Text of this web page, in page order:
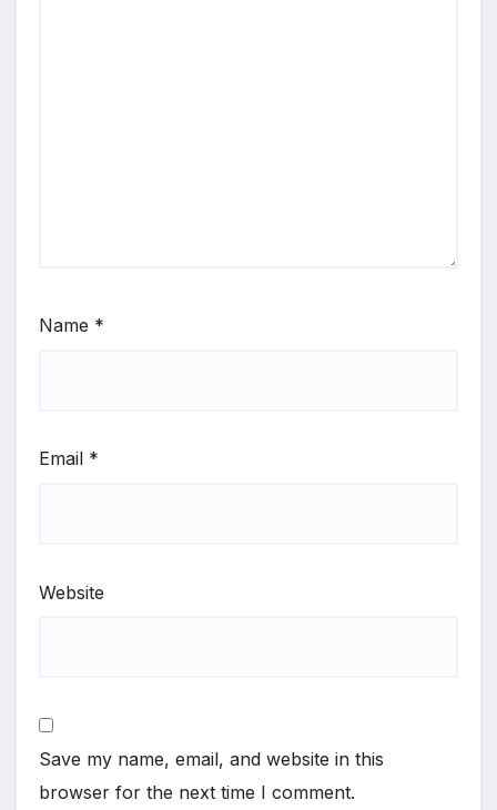
Name *
Email *
Website
Save my name, email, and website in this
browser for the next time I comment.